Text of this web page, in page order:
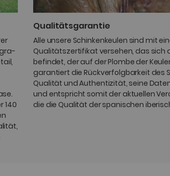
140
Qualitätsgarantie
Alle unsere Schinkenkeulen sind mit
Qualitätszertifikat versehen, das sich
befindet, der auf der Plombe der
garantiert die Rückverfolgbarkeit des
Qualität und Authentizität, seine
und entspricht somit der aktuellen
die die Qualität der spanischen